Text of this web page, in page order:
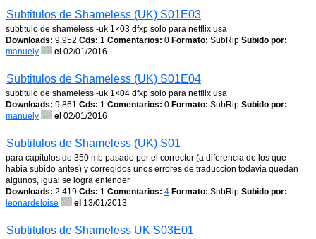
Subtitulos de Shameless (UK) S01E03
subtitulo de shameless -uk 1×03 dfxp solo para netflix usa
Downloads: 9,952 Cds: 1 Comentarios: 0 Formato: SubRip Subido por:
manuely
el 02/01/2016
Subtitulos de Shameless (UK) S01E04
subtitulo de shameless -uk 1×04 dfxp solo para netflix usa
Downloads: 9,861 Cds: 1 Comentarios: 0 Formato: SubRip Subido por:
manuely
el 02/01/2016
Subtitulos de Shameless (UK) S01
para capitulos de 350 mb pasado por el corrector (a diferencia de los que
habia subido antes) y corregidos unos errores de traduccion todavia quedan
algunos, igual se logra entender
Downloads: 2,419 Cds: 1 Comentarios: 4 Formato: SubRip Subido por:
leonardeloise
el 13/01/2013
Subtitulos de Shameless UK S03E01